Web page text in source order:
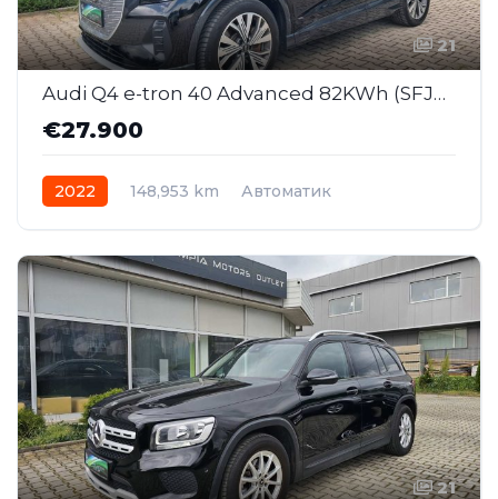
21
Audi Q4 e-tron 40 Advanced 82KWh (SFJ029)
€27.900
2022 148,953 km
Автоматик
21